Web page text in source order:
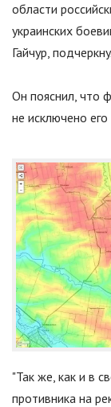
области
украинских
Гайчур,
Он пояснил, что
не исключено
"Так же, как и в
противника на